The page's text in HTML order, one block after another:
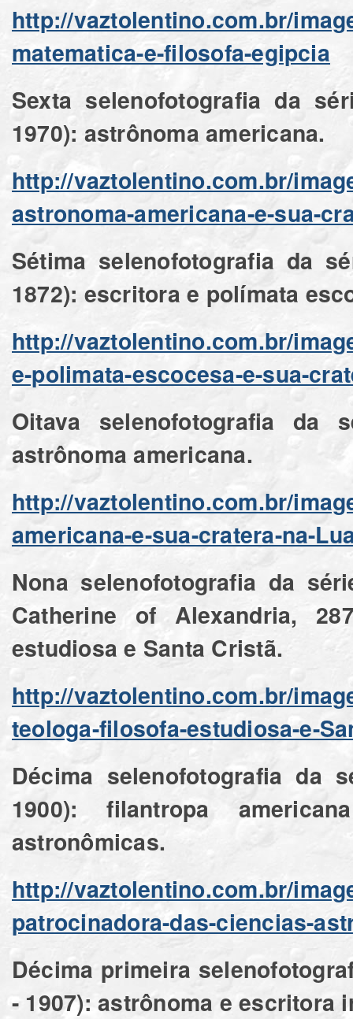
http://vaztolentino.com.br/
matematica-e-filosofa-egipcia
Sexta selenofotografia da
1970): astrônoma americana.
http://vaztolentino.com.br/
astronoma-americana-e-sua-
Sétima selenofotografia da
1872): escritora e polímata
http://vaztolentino.com.br/
e-polimata-escocesa-e-sua-
Oitava selenofotografia da
astrônoma americana.
http://vaztolentino.com.br/
americana-e-sua-cratera-na-
Nona selenofotografia da
Catherine of Alexandria,
estudiosa e Santa Cristã.
http://vaztolentino.com.br/
teologa-filosofa-estudiosa-e-
Décima selenofotografia da
1900): filantropa
astronômicas.
http://vaztolentino.com.br/
patrocinadora-das-ciencias-
Décima primeira
- 1907): astrônoma e escritora